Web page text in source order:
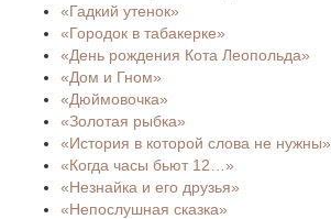
«Гадкий утенок»
«Городок в табакерке»
«День рождения Кота Леопольда»
«Дом и Гном»
«Дюймовочка»
«Золотая рыбка»
«История в которой слова не нужны»
«Когда часы бьют 12…»
«Незнайка и его друзья»
«Непослушная сказка»